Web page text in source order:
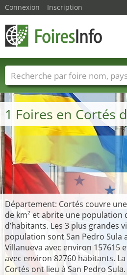
1 Foires en Cortés
Département: Cortés couvre
de km² et abrite une population
d’habitants. Les 3 plus grandes
population sont San Pedro Sula
Villanueva avec environ 157615
avec environ 82760 habitants.
Cortés ont lieu à San Pedro Sula.
Connexion Inscription
Foire noms Pays Villes
Secteurs du fournisseur de